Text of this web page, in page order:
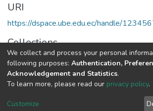
URI
https://dspace.ube.edu.ec/handle/
Collections
Artículos Científicos
Full item page
We collect and process your personal
following purposes: Authentication,
Acknowledgement and Statistics.
To learn more, please read our privacy policy.
Customize